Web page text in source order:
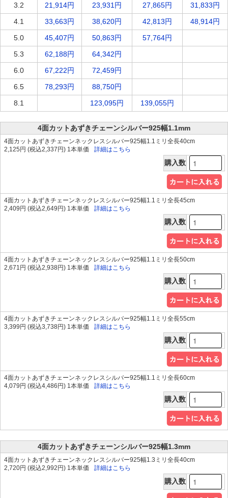
3.2 21,914円 23,931円 27,865円
31,833円
4.1
33,663円 38,620円 42,813円
48,914円
5.0
45,407円 50,863円
57,764円
5.3
62,188円
64,342円
6.0
67,222円
72,459円
6.5
78,293円
88,750円
8.1
123,095円 139,055円
4面カットあずきチェーンシルバー925幅1.1mm
4面カットあずきチェーンネックレスシルバー925幅1.1ミリ全長40cm
2,125円 (税込2,337円) 1本単価
詳細はこちら
購入数
4面カットあずきチェーンネックレスシルバー925幅1.1ミリ全長45cm
2,409円 (税込2,649円) 1本単価
詳細はこちら
購入数
4面カットあずきチェーンネックレスシルバー925幅1.1ミリ全長50cm
2,671円 (税込2,938円) 1本単価
詳細はこちら
購入数
4面カットあずきチェーンネックレスシルバー925幅1.1ミリ全長55cm
3,399円 (税込3,738円) 1本単価
詳細はこちら
購入数
4面カットあずきチェーンネックレスシルバー925幅1.1ミリ全長60cm
4,079円 (税込4,486円) 1本単価
詳細はこちら
購入数
4面カットあずきチェーンシルバー925幅1.3mm
4面カットあずきチェーンネックレスシルバー925幅1.3ミリ全長40cm
2,720円 (税込2,992円) 1本単価
詳細はこちら
購入数